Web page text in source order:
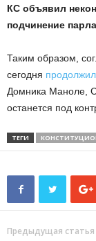
КС объявил
подчинение
Таким образом,
сегодня
Домника Маноле,
останется под
ТЕГИ
Предыдущая статья